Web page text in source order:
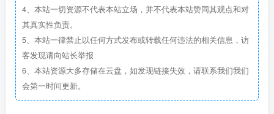
4、本站一切资源不代表本站立场，并不代表本站赞同其观点和对
其真实性负责。
5、本站一律禁止以任何方式发布或转载任何违法的相关信息，访
客发现请向站长举报
6、本站资源大多存储在云盘，如发现链接失效，请联系我们我们
会第一时间更新。